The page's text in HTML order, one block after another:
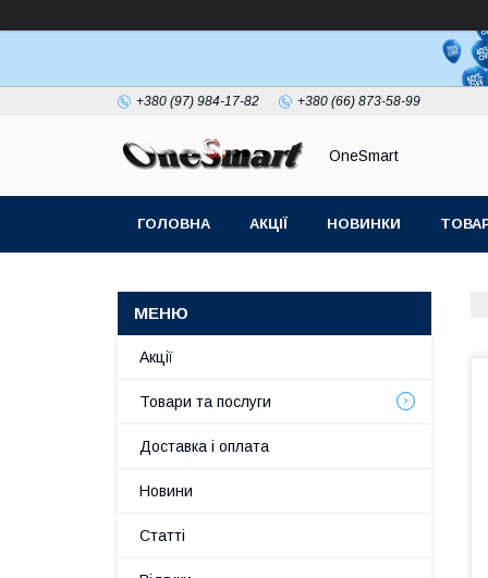
+380 (97) 984-17-82 +380 (66) 873-58-99
OneSmart
ГОЛОВНА АКЦІЇ НОВИНКИ
Акції
Товари та послуги
Доставка і оплата
Новини
Статті